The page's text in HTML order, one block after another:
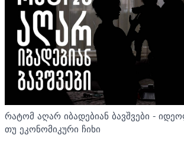
რატომ აღარ იბადებიან ბავშვები -
თუ ეკონომიკური ჩიხი